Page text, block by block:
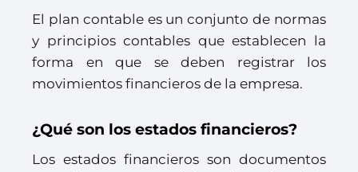
El plan contable es un conjunto de normas
y principios contables que establecen la
forma en que se deben registrar los
movimientos financieros de la empresa.
¿Qué son los estados financieros?
Los estados financieros son documentos